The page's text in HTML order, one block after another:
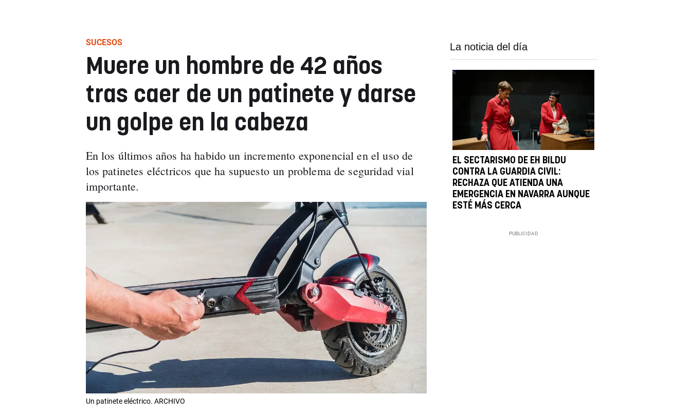
SUCESOS
Muere un hombre de 42 años
tras caer de un patinete y darse
un golpe en la cabeza
En los últimos años ha habido un incremento exponencial en el uso de
los patinetes eléctricos que ha supuesto un problema de seguridad vial
importante.
Un patinete eléctrico. ARCHIVO
La noticia del día
EL SECTARISMO DE EH BILDU
CONTRA LA GUARDIA CIVIL:
RECHAZA QUE ATIENDA UNA
EMERGENCIA EN NAVARRA AUNQUE
ESTÉ MÁS CERCA